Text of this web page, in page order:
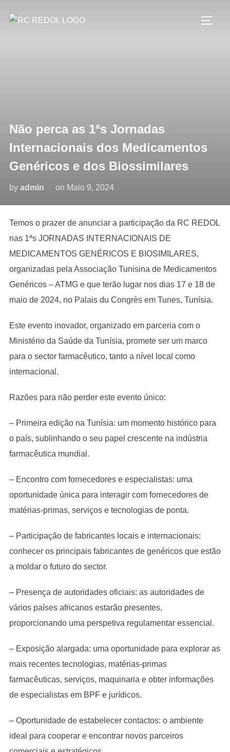
Não perca as 1ªs Jornadas
Internacionais dos Medicamentos
Genéricos e dos Biossimilares
by admin on Maio 9, 2024
Temos o prazer de anunciar a participação da RC REDOL
nas 1ªs JORNADAS INTERNACIONAIS DE
MEDICAMENTOS GENÉRICOS E BIOSIMILARES,
organizadas pela Associação Tunisina de Medicamentos
Genéricos – ATMG e que terão lugar nos dias 17 e 18 de
maio de 2024, no Palais du Congrès em Tunes, Tunísia.
Este evento inovador, organizado em parceria com o
Ministério da Saúde da Tunísia, promete ser um marco
para o sector farmacêutico, tanto a nível local como
internacional.
Razões para não perder este evento único:
– Primeira edição na Tunísia: um momento histórico para
o país, sublinhando o seu papel crescente na indústria
farmacêutica mundial.
– Encontro com fornecedores e especialistas: uma
oportunidade única para interagir com fornecedores de
matérias-primas, serviços e tecnologias de ponta.
– Participação de fabricantes locais e internacionais:
conhecer os principais fabricantes de genéricos que estão
a moldar o futuro do sector.
– Presença de autoridades oficiais: as autoridades de
vários países africanos estarão presentes,
proporcionando uma perspetiva regulamentar essencial.
– Exposição alargada: uma oportunidade para explorar as
mais recentes tecnologias, matérias-primas
farmacêuticas, serviços, maquinaria e obter informações
de especialistas em BPF e jurídicos.
– Oportunidade de estabelecer contactos: o ambiente
ideal para cooperar e encontrar novos parceiros